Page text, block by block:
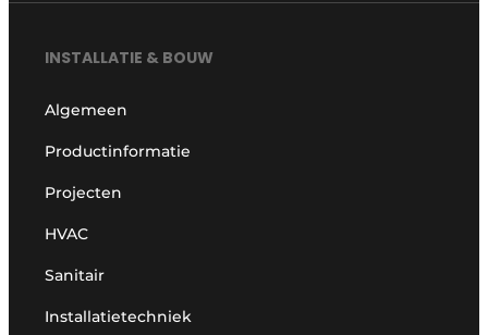
INSTALLATIE & BOUW
Algemeen
Productinformatie
Projecten
HVAC
Sanitair
Installatietechniek